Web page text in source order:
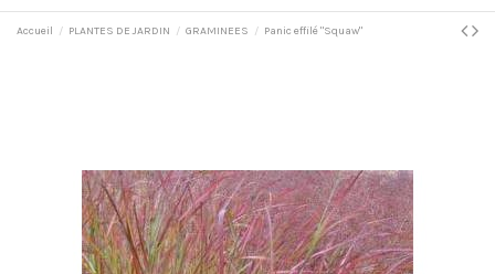
Accueil PLANTES DE JARDIN GRAMINEES Panic effilé "Squaw"